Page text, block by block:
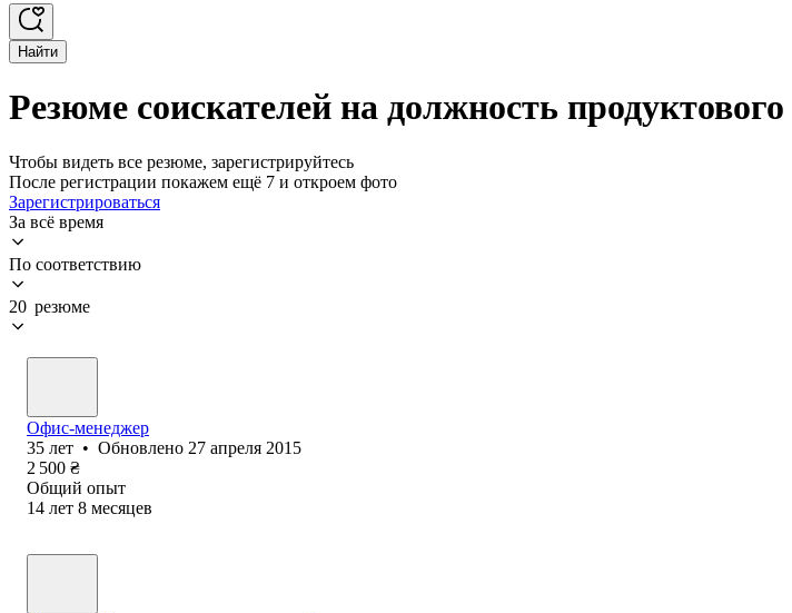
Найти
Резюме соискателей на должность
Чтобы видеть все резюме, зарегистрируйтесь
После регистрации покажем ещё 7 и откроем фото
Зарегистрироваться
За всё время
По соответствию
20 резюме
Офис-менеджер
35 лет • Обновлено 27 апреля 2015
2 500 ₴
Общий опыт
14 лет 8 месяцев